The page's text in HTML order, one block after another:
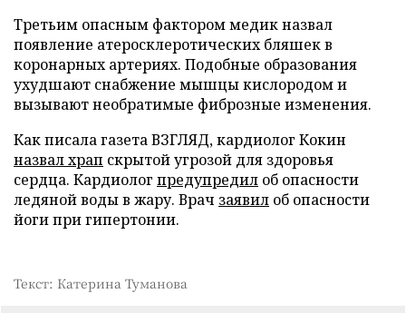
Третьим опасным фактором медик назвал
появление атеросклеротических бляшек в
коронарных артериях. Подобные образования
ухудшают снабжение мышцы кислородом и
вызывают необратимые фиброзные изменения.
Как писала газета ВЗГЛЯД, кардиолог Кокин
назвал храп скрытой угрозой для здоровья
сердца. Кардиолог предупредил об опасности
ледяной воды в жару. Врач заявил об опасности
йоги при гипертонии.
Текст: Катерина Туманова